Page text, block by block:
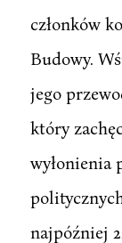
członków
Budowy.
jego
który
wyłonienia
najpóźniej